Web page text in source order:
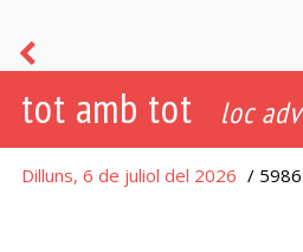
tot amb tot loc adv
Dilluns, 6 de juliol del 2026 / 5986
el
tot